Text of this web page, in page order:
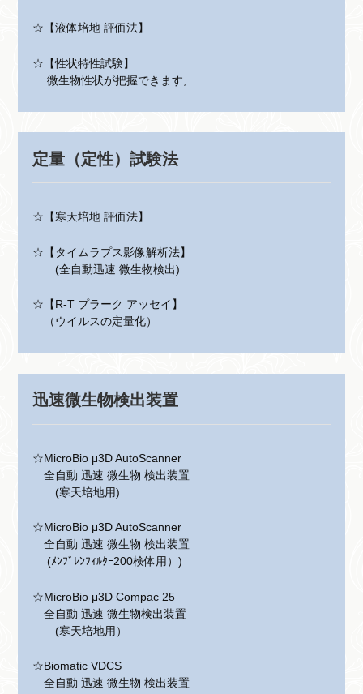
☆【液体培地 評価法】
☆【性状特性試験】
微生物性状が把握できます,.
定量（定性）試験法
☆【寒天培地 評価法】
☆【タイムラプス影像解析法】
(全自動迅速 微生物検出)
☆【R-T プラーク アッセイ】
（ウイルスの定量化）
迅速微生物検出装置
☆MicroBio μ3D AutoScanner
全自動 迅速 微生物 検出装置
(寒天培地用)
☆MicroBio μ3D AutoScanner
全自動 迅速 微生物 検出装置
(ﾒﾝﾌﾞﾚﾝﾌｨﾙﾀｰ200検体用）)
☆MicroBio μ3D Compac 25
全自動 迅速 微生物検出装置
(寒天培地用）
☆Biomatic VDCS
全自動 迅速 微生物 検出装置